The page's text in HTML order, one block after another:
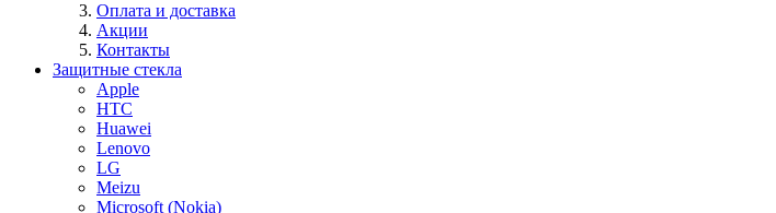
Оплата и доставка
Акции
Контакты
Защитные стекла
Apple
HTC
Huawei
Lenovo
LG
Meizu
Microsoft (Nokia)